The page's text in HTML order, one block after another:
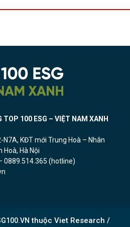
TOP 100 ESG – VIỆT NAM XANH
N7A, KĐT mới Trung Hoà – Nhân
Hoà, Hà Nội
0889.514.365 (hotline)
thuộc Viet Research /